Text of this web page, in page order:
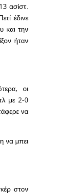
ασίστ.
έδινε
και την
ήταν
οι
με 2-0
να
να μπει
στον